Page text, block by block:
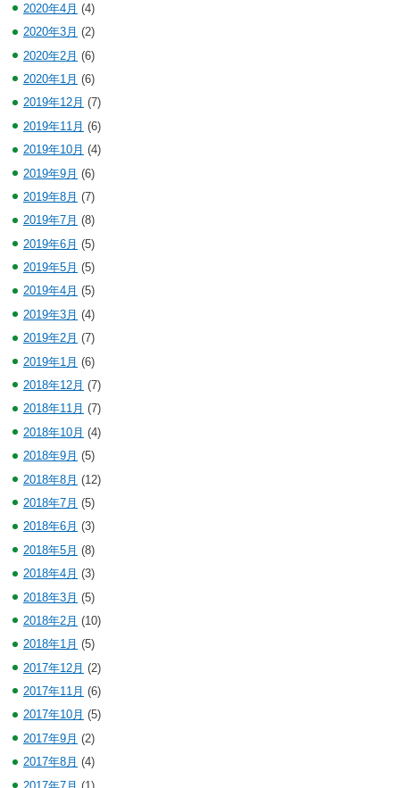
2020年4月 (4)
2020年3月 (2)
2020年2月 (6)
2020年1月 (6)
2019年12月 (7)
2019年11月 (6)
2019年10月 (4)
2019年9月 (6)
2019年8月 (7)
2019年7月 (8)
2019年6月 (5)
2019年5月 (5)
2019年4月 (5)
2019年3月 (4)
2019年2月 (7)
2019年1月 (6)
2018年12月 (7)
2018年11月 (7)
2018年10月 (4)
2018年9月 (5)
2018年8月 (12)
2018年7月 (5)
2018年6月 (3)
2018年5月 (8)
2018年4月 (3)
2018年3月 (5)
2018年2月 (10)
2018年1月 (5)
2017年12月 (2)
2017年11月 (6)
2017年10月 (5)
2017年9月 (2)
2017年8月 (4)